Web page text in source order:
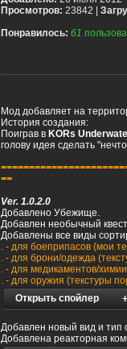
Просмотров: 23842 |
Понравилось: 61
Мод добавляет на
История создания:
Поиграв в KORs
голову идея сделать
==
Ver. 1.0.2.0
Добавлено Убежище.
Добавлен необычный
Добавлены все виды
. - для боеприпасов (мои
. - для брони/одежда
. - для медикаментов/
. - для оружия (текстуры
Открыть спойлер
Добавлен новый вид и тип
Добавлена реакторная